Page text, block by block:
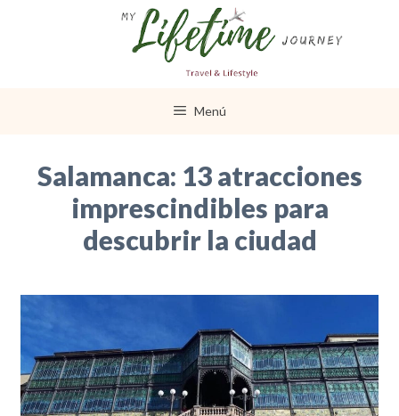
Menú
Salamanca: 13 atracciones
imprescindibles para
descubrir la ciudad